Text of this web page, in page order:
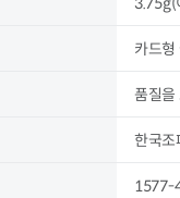
카드형
품질을
한국조
1577-